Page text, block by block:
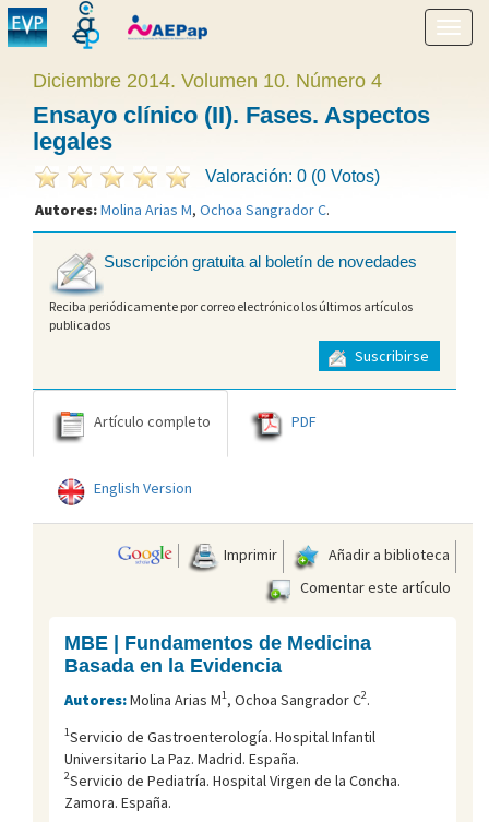
menú
Diciembre 2014. Volumen 10. Número 4
Ensayo clínico (II). Fases. Aspectos
legales
Valoración: 0 (0 Votos)
Autores:Molina Arias M, Ochoa Sangrador C.
Suscripción gratuita al boletín de novedades
Reciba periódicamente por correo electrónico los últimos artículos
publicados
Suscribirse
Artículo completo PDF
English Version
Imprimir
Añadir a biblioteca
Comentar este artículo
MBE | Fundamentos de Medicina
Basada en la Evidencia
Autores:Molina Arias M1, Ochoa Sangrador C2.
1Servicio de Gastroenterología. Hospital Infantil
Universitario La Paz. Madrid. España.
2Servicio de Pediatría. Hospital Virgen de la Concha.
Zamora. España.